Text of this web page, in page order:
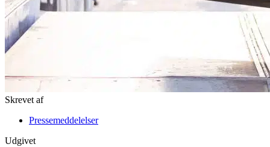
Skrevet af
Pressemeddelelser
Udgivet